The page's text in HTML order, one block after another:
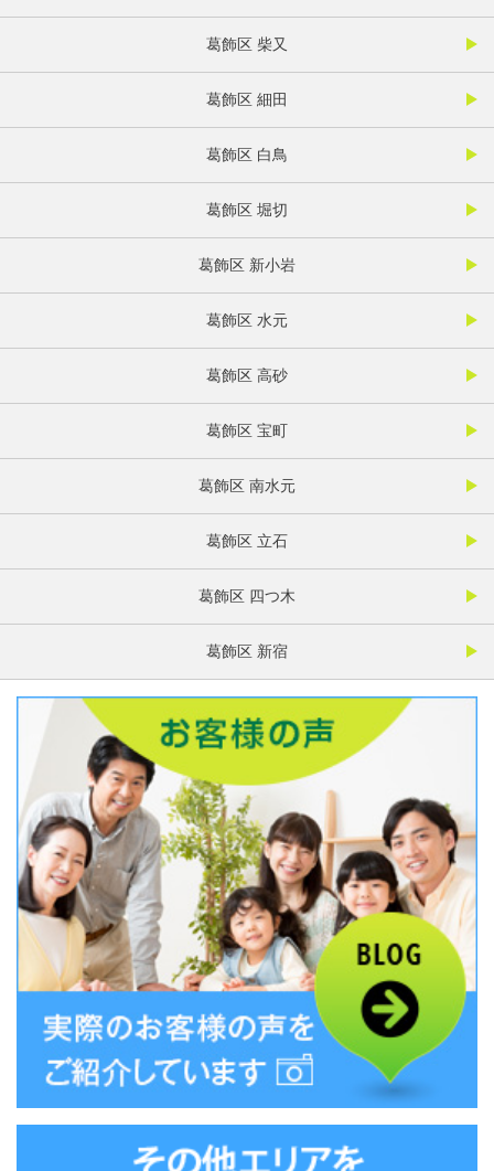
葛飾区 柴又
葛飾区 細田
葛飾区 白鳥
葛飾区 堀切
葛飾区 新小岩
葛飾区 水元
葛飾区 高砂
葛飾区 宝町
葛飾区 南水元
葛飾区 立石
葛飾区 四つ木
葛飾区 新宿